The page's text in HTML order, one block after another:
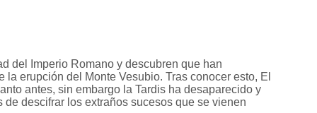
del Imperio Romano y descubren que han
erupción del Monte Vesubio. Tras conocer esto, El
antes, sin embargo la Tardis ha desaparecido y
descifrar los extraños sucesos que se vienen